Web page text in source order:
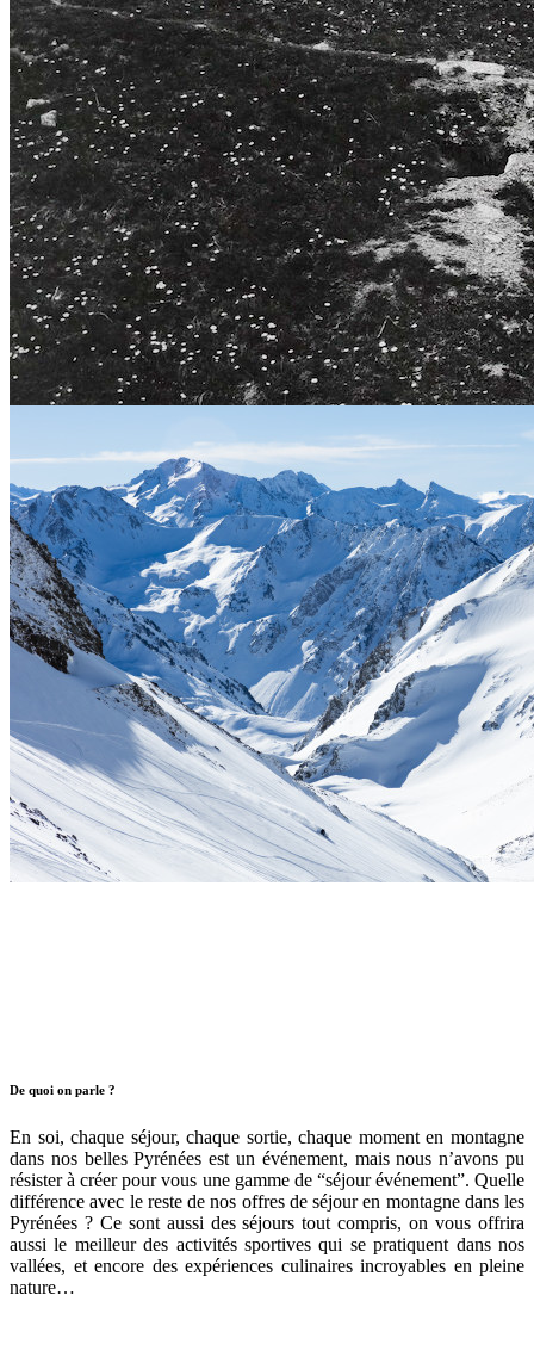
Séjours Événements
Pyrénéance /Séjours Evénements Pyrénées"
De quoi on parle ?
En soi, chaque séjour, chaque sortie, chaque moment en montagne
dans nos belles Pyrénées est un événement, mais nous n’avons pu
résister à créer pour vous une gamme de “séjour événement”. Quelle
différence avec le reste de nos offres de séjour en montagne dans les
Pyrénées ? Ce sont aussi des séjours tout compris, on vous offrira
aussi le meilleur des activités sportives qui se pratiquent dans nos
vallées, et encore des expériences culinaires incroyables en pleine
nature…